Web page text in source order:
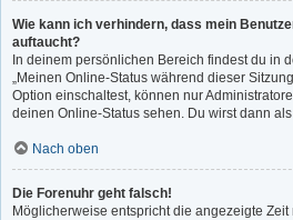
Wie kann ich verhindern, dass mein
auftaucht?
In deinem persönlichen Bereich findest du in
„Meinen Online-Status während dieser
Option einschaltest, können nur
deinen Online-Status sehen. Du wirst dann
Nach oben
Die Forenuhr geht falsch!
Möglicherweise entspricht die angezeigte